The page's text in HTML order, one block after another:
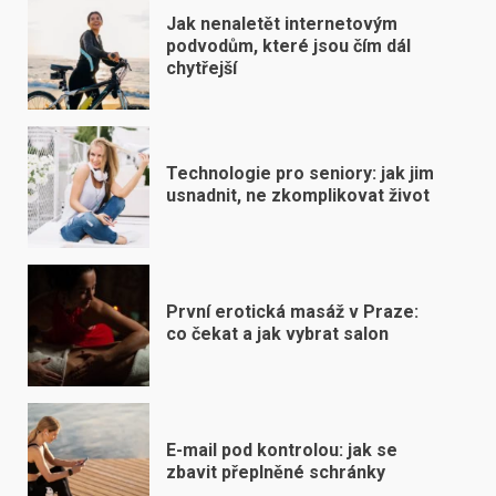
Jak nenaletět internetovým
podvodům, které jsou čím dál
chytřejší
Technologie pro seniory: jak jim
usnadnit, ne zkomplikovat život
První erotická masáž v Praze:
co čekat a jak vybrat salon
E-mail pod kontrolou: jak se
zbavit přeplněné schránky